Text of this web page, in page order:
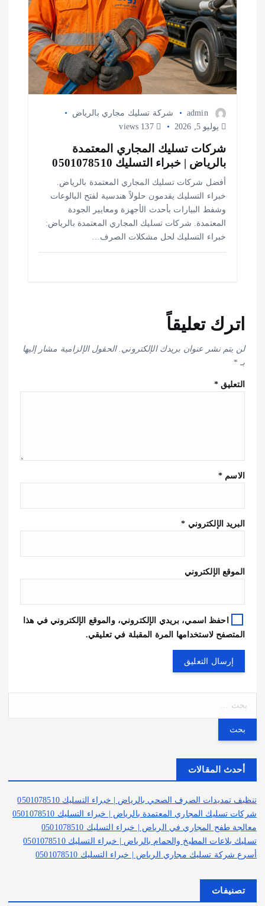
admin
شركة تسليك مجاري بالرياض
يوليو 5, 2026
137 views
شركات تسليك المجاري المعتمدة
بالرياض | خبراء التسليك 0501078510
أفضل شركات تسليك المجاري المعتمدة بالرياض.
خبراء التسليك يقدمون حلولاً هندسية لفتح البالوعات
وشفط البيارات بأحدث الأجهزة ومعايير الجودة
المعتمدة. شركات تسليك المجاري المعتمدة بالرياض:
خبراء التسليك لحل مشكلات الصرف…
اترك تعليقاً
لن يتم نشر عنوان بريدك الإلكتروني. الحقول الإلزامية مشار إليها
بـ *
التعليق*
الاسم *
البريد الإلكتروني *
الموقع الإلكتروني
احفظ اسمي، بريدي الإلكتروني، والموقع الإلكتروني في هذا
المتصفح لاستخدامها المرة المقبلة في تعليقي.
ح
ن
أحدث المقالات
تنظيف تمديدات الصرف الصحي بالرياض | خبراء التسليك 0501078510
شركات تسليك المجاري المعتمدة بالرياض | خبراء التسليك 0501078510
معالجة طفح المجاري في الرياض | خبراء التسليك 0501078510
تسليك بلاعات المطبخ والحمام بالرياض | خبراء التسليك 0501078510
أسرع شركة تسليك مجاري الرياض | خبراء التسليك 0501078510
تصنيفات